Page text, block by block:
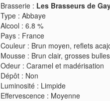
Brasserie : Les Brasseurs de
Type :Abbaye
Alcool :6.8 %
Pays : France
Couleur : Brun moyen, reflets
Mousse : Brun clair, grosses
Odeur :Caramel et madérisation
Dépôt : Non
Luminosité : Limpide
Effervescence : Moyenne